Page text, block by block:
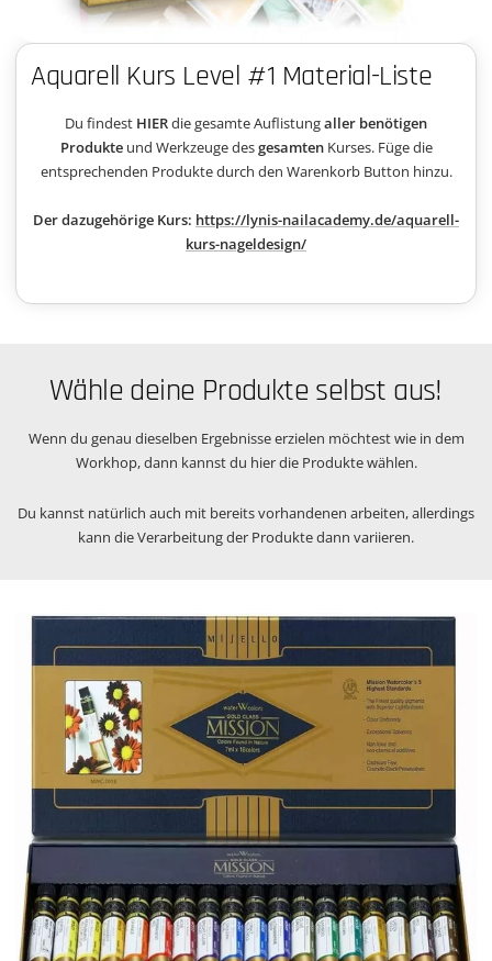
Aquarell Kurs Level #1 Material-Liste
Du findest HIERdie gesamte Auflistungaller benötigen
Produkteund Werkzeuge desgesamtenKurses. Füge die
entsprechenden Produkte durch den Warenkorb Button hinzu.
Der dazugehörige Kurs: https://lynis-nailacademy.de/aquarell-
kurs-nageldesign/
Wähle deine Produkte selbst aus!
Wenn du genau dieselben Ergebnisse erzielen möchtest wie in dem
Workhop, dann kannst du hier die Produkte wählen.
Du kannst natürlich auch mit bereits vorhandenen arbeiten, allerdings
kann die Verarbeitung der Produkte dann variieren.